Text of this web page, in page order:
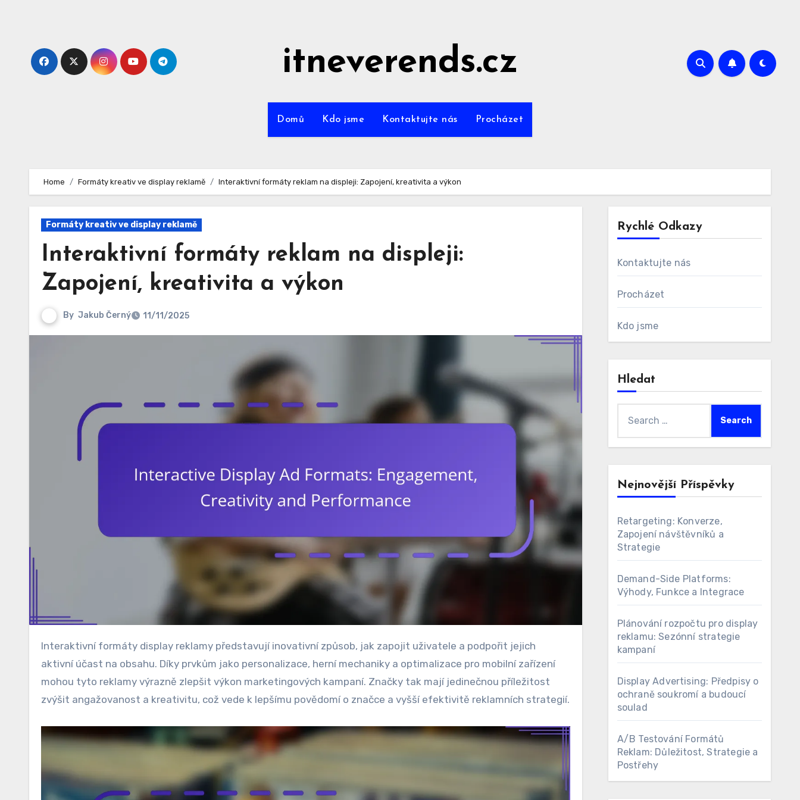
itneverends.cz
Domů Kdo jsme Kontaktujte nás Procházet
Home Formáty kreativ ve display reklamě Interaktivní formáty reklam na displeji: Zapojení, kreativita a výkon
Formáty kreativ ve display reklamě
Interaktivní formáty reklam na displeji:
Zapojení, kreativita a výkon
By Jakub Černý 11/11/2025
Interaktivní formáty display reklamy představují inovativní způsob, jak zapojit uživatele a podpořit jejich
aktivní účast na obsahu. Díky prvkům jako personalizace, herní mechaniky a optimalizace pro mobilní zařízení
mohou tyto reklamy výrazně zlepšit výkon marketingových kampaní. Značky tak mají jedinečnou příležitost
zvýšit angažovanost a kreativitu, což vede k lepšímu povědomí o značce a vyšší efektivitě reklamních strategií.
Rychlé Odkazy
Kontaktujte nás
Procházet
Kdo jsme
Hledat
for:
Nejnovější Příspěvky
Retargeting: Konverze,
Zapojení návštěvníků a
Strategie
Demand-Side Platforms:
Výhody, Funkce a Integrace
Plánování rozpočtu pro display
reklamu: Sezónní strategie
kampaní
Display Advertising: Předpisy o
ochraně soukromí a budoucí
soulad
A/B Testování Formátů
Reklam: Důležitost, Strategie a
Postřehy